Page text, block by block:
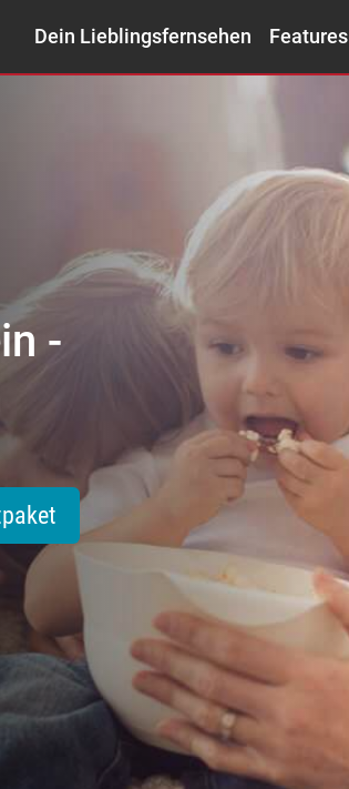
Dein Lieblingsfernsehen Features
–